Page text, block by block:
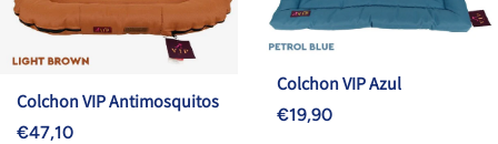
Colchon VIP Antimosquitos
€47,10
Colchon VIP Azul
€19,90